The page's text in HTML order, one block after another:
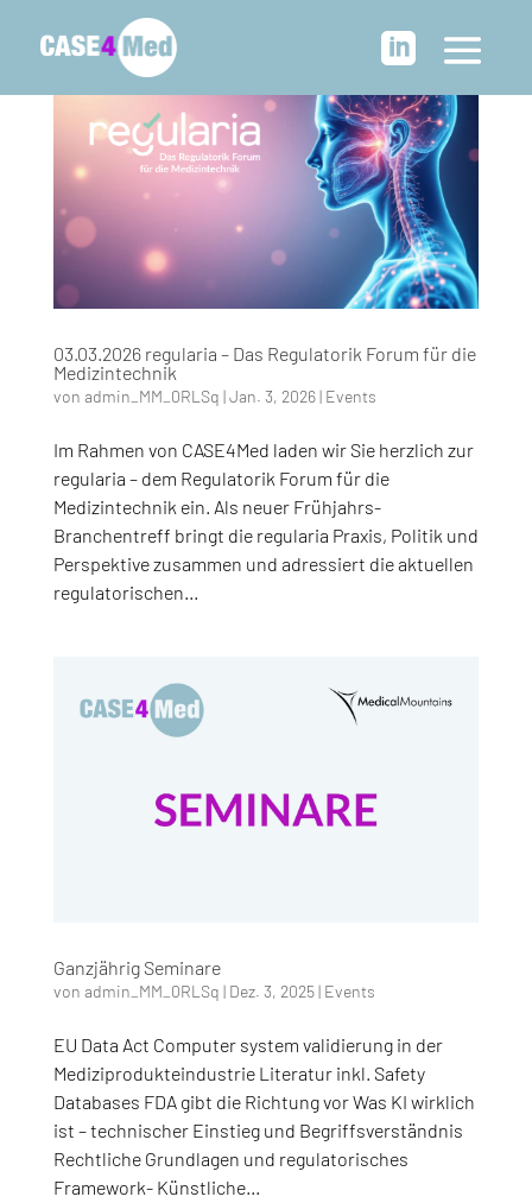

03.03.2026 regularia – Das Regulatorik Forum für die
Medizintechnik
von admin_MM_0RLSq |Jan. 3, 2026| Events
Im Rahmen von CASE4Med laden wir Sie herzlich zur
regularia – dem Regulatorik Forum für die
Medizintechnik ein. Als neuer Frühjahrs-
Branchentreff bringt die regularia Praxis, Politik und
Perspektive zusammen und adressiert die aktuellen
regulatorischen...
Ganzjährig Seminare
von admin_MM_0RLSq | Dez. 3, 2025| Events
EU Data Act Computer system validierung in der
Mediziprodukteindustrie Literatur inkl. Safety
Databases FDA gibt die Richtung vor Was KI wirklich
ist – technischer Einstieg und Begriffsverständnis
Rechtliche Grundlagen und regulatorisches
Framework- Künstliche...